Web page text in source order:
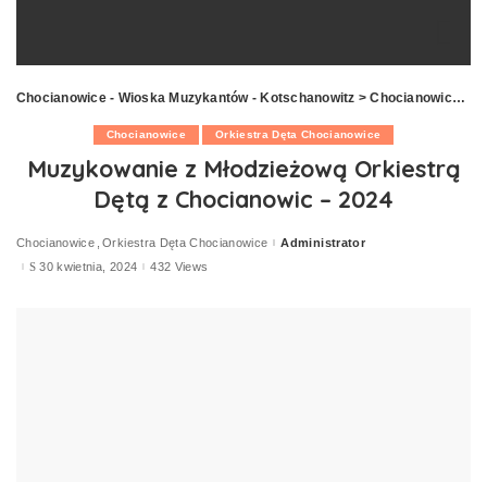
Chocianowice - Wioska Muzykantów - Kotschanowitz >Chocianowice >
Chocianowice Orkiestra Dęta Chocianowice
Muzykowanie z Młodzieżową Orkiestrą
Dętą z Chocianowic – 2024
Chocianowice Orkiestra Dęta ChocianowicePosted
Administrator
30 kwietnia, 2024
432 Views